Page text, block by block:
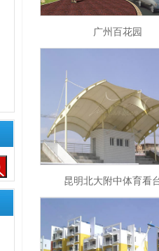
广州百花园
昆明北大附中体育看